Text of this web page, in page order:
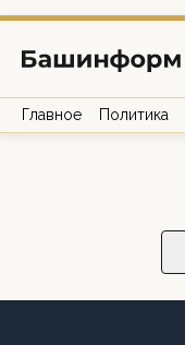
Главное Политика